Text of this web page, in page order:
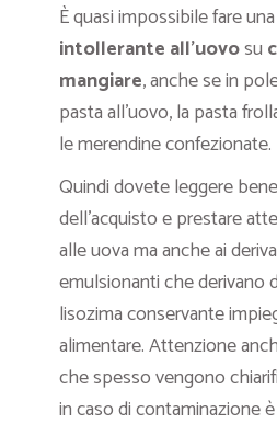
È quasi impossibile fare
intollerante all’uovosu
mangiare, anche se in
pasta all’uovo, la pasta
le merendine confezionate.
Quindi dovete leggere
dell’acquisto e prestare
alle uova ma anche ai
emulsionanti che derivano
lisozima conservante
alimentare. Attenzione
che spesso vengono
in caso di contaminazione